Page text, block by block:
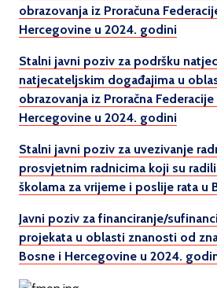
obrazovanja iz Proračuna
Hercegovine u 2024. godini
Stalni javni poziv za podršku
natjecateljskim događajima u
obrazovanja iz Proračna
Hercegovine u 2024. godini
Stalni javni poziv za uvezivanje
prosvjetnim radnicima koji su
školama za vrijeme i poslije rata u
Javni poziv za financiranje/
projekata u oblasti znanosti od
Bosne i Hercegovine u 2024.